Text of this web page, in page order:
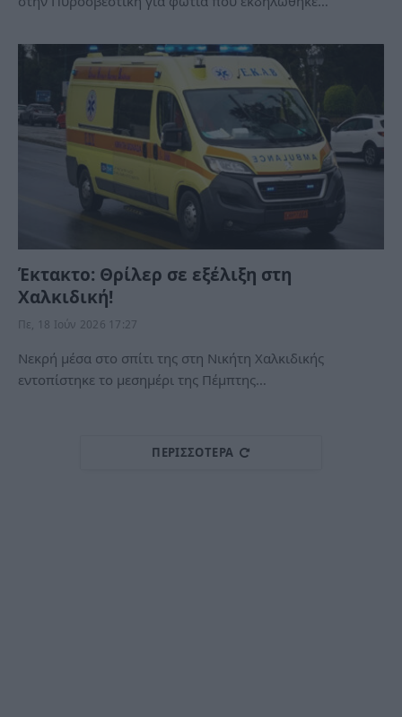
Έκτακτο: Θρίλερ σε εξέλιξη στη
Χαλκιδική!
Πε, 18 Ιούν 2026 17:27
Νεκρή μέσα στο σπίτι της στη Νικήτη Χαλκιδικής
εντοπίστηκε το μεσημέρι της Πέμπτης…
ΠΕΡΙΣΣΌΤΕΡΑ